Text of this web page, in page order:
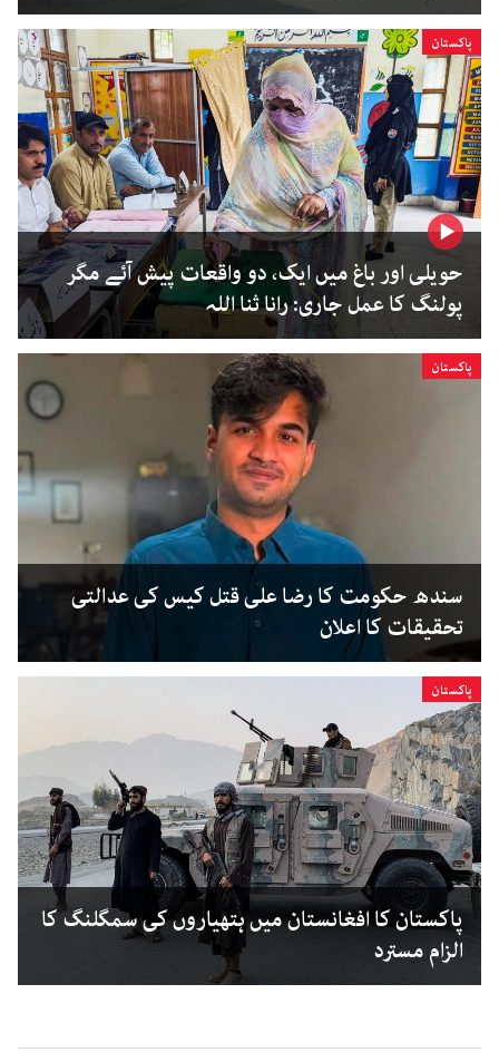
پاکستان
حویلی اور باغ میں ایک، دو واقعات پیش آئے مگر
پولنگ کا عمل جاری: رانا ثنا اللہ
پاکستان
سندھ حکومت کا رضا علی قتل کیس کی عدالتی
تحقیقات کا اعلان
پاکستان
پاکستان کا افغانستان میں ہتھیاروں کی سمگلنگ کا
الزام مسترد